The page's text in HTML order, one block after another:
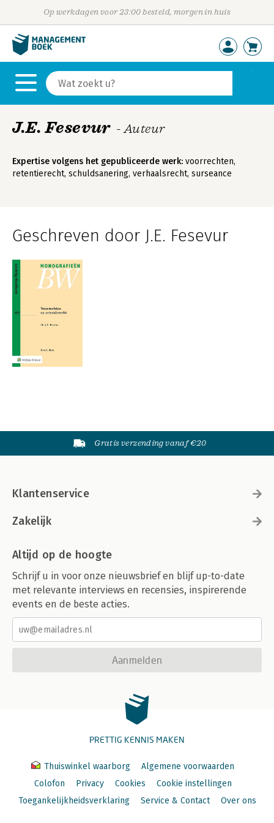
Op werkdagen voor 23:00 besteld, morgen in huis
J.E. Fesevur - Auteur
Expertise volgens het gepubliceerde werk: voorrechten,
retentierecht, schuldsanering, verhaalsrecht, surseance
Geschreven door J.E. Fesevur
Gratis verzending vanaf €20
Klantenservice
Zakelijk
Altijd op de hoogte
Schrijf u in voor onze nieuwsbrief en blijf up-to-date
met relevante interviews en recensies, inspirerende
events en de beste acties.
Aanmelden
PRETTIG KENNIS MAKEN
Thuiswinkel waarborg
Algemene voorwaarden
Colofon
Privacy Cookies
Cookie instellingen
Toegankelijkheidsverklaring
Service & Contact Over ons